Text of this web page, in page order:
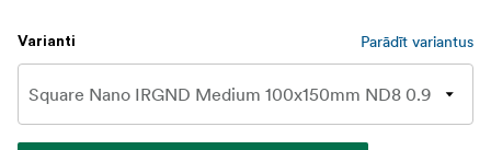
Varianti Parādīt variantus